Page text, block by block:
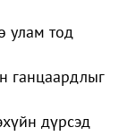
улам тод
ганцаардлыг
дүрсэд